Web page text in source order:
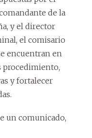
de la
y el director
el comisario
encuentran en
procedimiento,
y fortalecer
un comunicado,